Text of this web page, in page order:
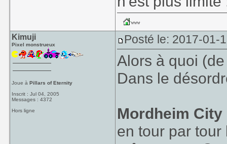
Kimuji
Pixel monstrueux
Joue àPillars of Eternity
Inscrit : Jul 04, 2005
Messages : 4372
Hors ligne
Posté le: 2017-01-
Alors à quoi
Dans le
Mordheim
en tour par